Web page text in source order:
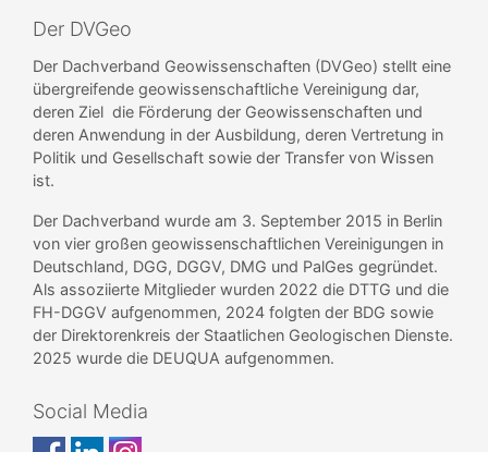
Der DVGeo
Der Dachverband Geowissenschaften (DVGeo) stellt eine
übergreifende geowissenschaftliche Vereinigung dar,
deren Ziel die Förderung der Geowissenschaften und
deren Anwendung in der Ausbildung, deren Vertretung in
Politik und Gesellschaft sowie der Transfer von Wissen
ist.
Der Dachverband wurde am 3. September 2015 in Berlin
von vier großen geowissenschaftlichen Vereinigungen in
Deutschland, DGG, DGGV, DMG und PalGes gegründet.
Als assoziierte Mitglieder wurden 2022 die DTTG und die
FH-DGGV aufgenommen, 2024 folgten der BDG sowie
der Direktorenkreis der Staatlichen Geologischen Dienste.
2025 wurde die DEUQUA aufgenommen.
Social Media